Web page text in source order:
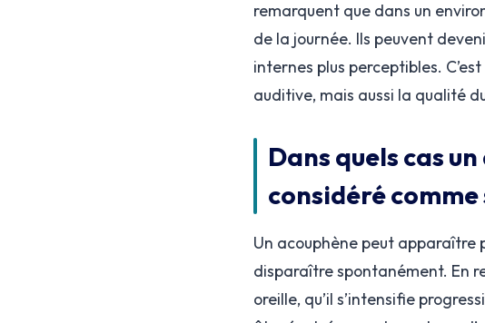
remarquent que dans un
de la journée. Ils peuvent
internes plus perceptibles.
auditive, mais aussi la qualité
Dans quels cas
considéré comme
Un acouphène peut apparaître
disparaître spontanément. En
oreille, qu’il s’intensifie